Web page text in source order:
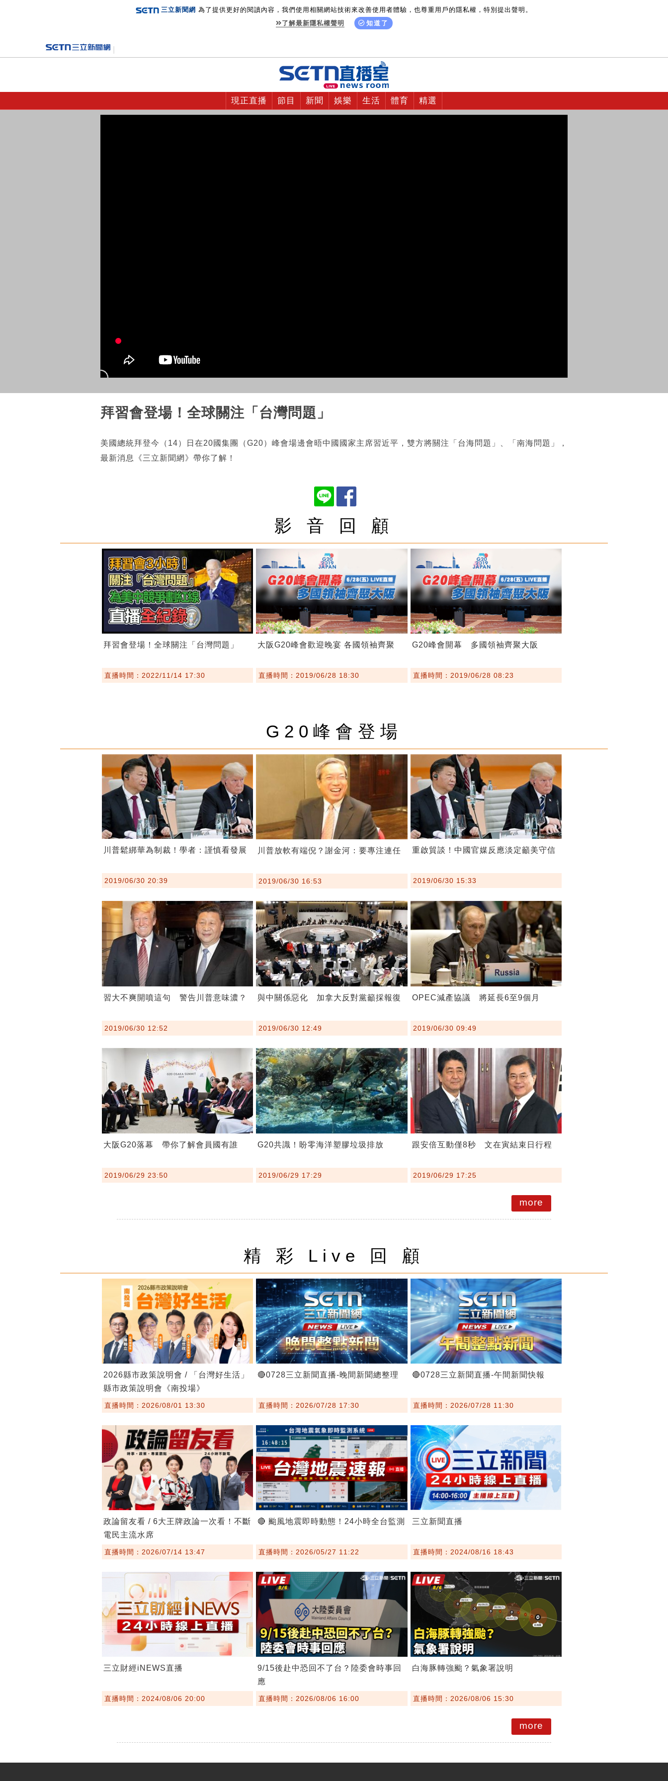
三立新聞網 為了提供更好的閱讀內容，我們使用相關網站技術來改善使用者體驗，也尊重用戶的隱私權，特別提出聲明。
了解最新隱私權聲明
知道了
現正直播 節目 新聞 娛樂 生活 體育 精選
拜習會登場！全球關注「台灣問題」
美國總統拜登今（14）日在20國集團（G20）峰會場邊會晤中國國家主席習近平，雙方將關注「台海問題」、「南海問題」，
最新消息《三立新聞網》帶你了解！
影 音 回 顧
拜習會登場！全球關注「台灣問題」
直播時間：2022/11/14 17:30
大阪G20峰會歡迎晚宴 各國領袖齊聚
直播時間：2019/06/28 18:30
G20峰會開幕 多國領袖齊聚大阪
直播時間：2019/06/28 08:23
G20峰會登場
川普鬆綁華為制裁！學者：謹慎看發展
2019/06/30 20:39
川普放軟有端倪？謝金河：要專注連任
2019/06/30 16:53
重啟貿談！中國官媒反應淡定籲美守信
2019/06/30 15:33
習大不爽開噴這句 警告川普意味濃？
2019/06/30 12:52
與中關係惡化 加拿大反對黨籲採報復
2019/06/30 12:49
OPEC減產協議 將延長6至9個月
2019/06/30 09:49
大阪G20落幕 帶你了解會員國有誰
2019/06/29 23:50
G20共識！盼零海洋塑膠垃圾排放
2019/06/29 17:29
跟安倍互動僅8秒 文在寅結束日行程
2019/06/29 17:25
more
精 彩 Live 回 顧
2026縣市政策說明會 / 「台灣好生活」
縣市政策說明會《南投場》
直播時間：2026/08/01 13:30
🔴0728三立新聞直播-晚間新聞總整理
直播時間：2026/07/28 17:30
🔴0728三立新聞直播-午間新聞快報
直播時間：2026/07/28 11:30
政論留友看 / 6大王牌政論一次看！不斷
電民主流水席
直播時間：2026/07/14 13:47
🔴 颱風地震即時動態！24小時全台監測
直播時間：2026/05/27 11:22
三立新聞直播
直播時間：2024/08/16 18:43
三立財經iNEWS直播
直播時間：2024/08/06 20:00
9/15後赴中恐回不了台？陸委會時事回
應
直播時間：2026/08/06 16:00
白海豚轉強颱？氣象署說明
直播時間：2026/08/06 15:30
more